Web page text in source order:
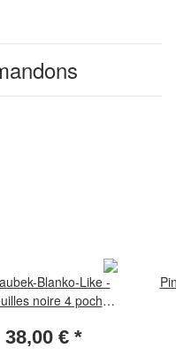
Blanko-Like -
noire 4 poches
mm
38,00 € *